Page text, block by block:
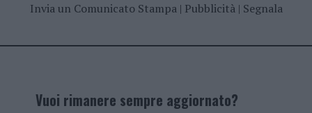
Invia un Comunicato Stampa| Pubblicità| Segnala
Vuoi rimanere sempre aggiornato?